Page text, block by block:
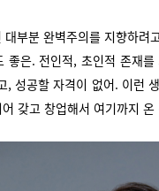
부분 완벽주의를 지향하
좋은. 전인적, 초인적 존재
, 성공할 자격이 없어. 이런
갖고 창업해서 여기까지